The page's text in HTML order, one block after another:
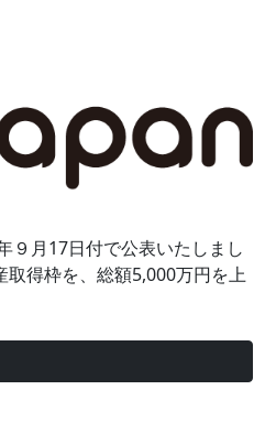
９月17日付で公表いたしまし
得枠を、総額5,000万円を上